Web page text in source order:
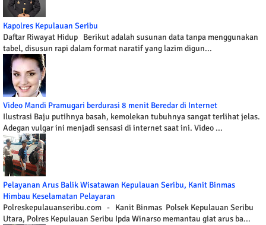
Kapolres Kepulauan Seribu
Daftar Riwayat Hidup Berikut adalah susunan data tanpa menggunakan
tabel, disusun rapi dalam format naratif yang lazim digun...
Video Mandi Pramugari berdurasi 8 menit Beredar di Internet
Ilustrasi Baju putihnya basah, kemolekan tubuhnya sangat terlihat jelas.
Adegan vulgar ini menjadi sensasi di internet saat ini. Video ...
Pelayanan Arus Balik Wisatawan Kepulauan Seribu, Kanit Binmas
Himbau Keselamatan Pelayaran
Polreskepulauanseribu.com - Kanit Binmas Polsek Kepulauan Seribu
Utara, Polres Kepulauan Seribu Ipda Winarso memantau giat arus ba...